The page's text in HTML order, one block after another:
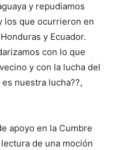
y repudiamos
los que ocurrieron en
y Ecuador.
con lo que
y con la lucha del
nuestra lucha??,
apoyo en la Cumbre
de una moción